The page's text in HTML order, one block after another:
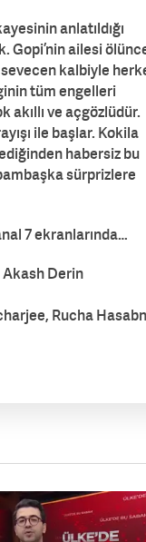
anlatıldığı
Gopi’nin ailesi
sevecen kalbiyle
tüm engelleri
akıllı ve açgözlüdür.
ile başlar. Kokila
habersiz bu
sürprizlere
7 ekranlarında…
Akash Derin
Rucha